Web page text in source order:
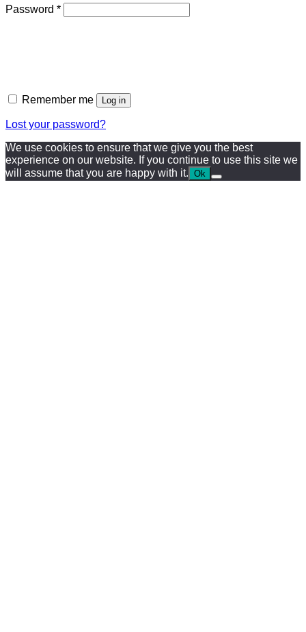
Password *Required
Remember me Log in
Lost your password?
We use cookies to ensure that we give you the best
experience on our website. If you continue to use this site we
will assume that you are happy with it. Ok